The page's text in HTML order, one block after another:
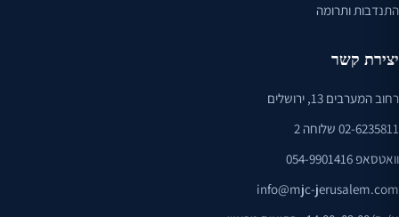
התנדבות ותרומה
יצירת קשר
רחוב המערבים 13, ירושלים
02-6235811 שלוחה 2
וואטסאפ 054-9901416
info@mjc-jerusalem.com